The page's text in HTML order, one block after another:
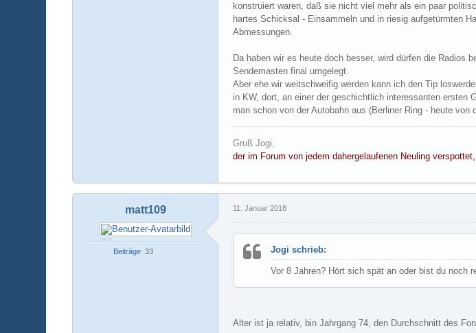
konstruiert waren, daß sie nicht viel mehr als ein paar
hartes Schicksal - Einsammeln und in riesig aufgetürmten
Abmessungen.
Da haben wir es heute doch besser, wird dürfen die Radios
Sendemasten final umgelegt.
Aber ehe wir weitschweifig werden kann ich den Tip
in KW, dort, an einer der geschichtlich interessanten ersten
man schon von der Autobahn aus (Berliner Ring - heute
Gruß Jogi,
der im Forum von jedem dahergelaufenen Neuling
matt109
Beiträge 33
11. Januar 2018
Jogi schrieb:
Vor 8 Jahren? Hört sich spät an oder bist du noch
Alter ist ja relativ, bin Jahrgang 74, den Durchschnitt des